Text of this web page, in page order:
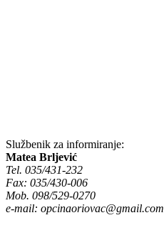
Službenik za informiranje:
Matea Brljević
Tel. 035/431-232
Fax: 035/430-006
Mob. 098/529-0270
e-mail: opcinaoriovac@gmail.com